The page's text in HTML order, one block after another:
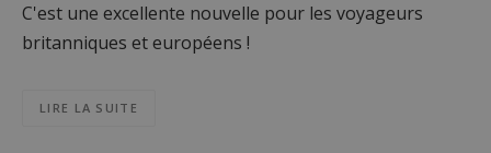
C'est une excellente nouvelle pour les voyageurs
britanniques et européens !
LIRE LA SUITE